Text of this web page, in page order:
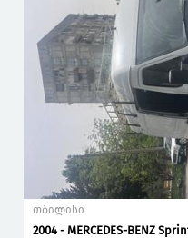
თბილისი
2004 - MERCEDES-BENZ